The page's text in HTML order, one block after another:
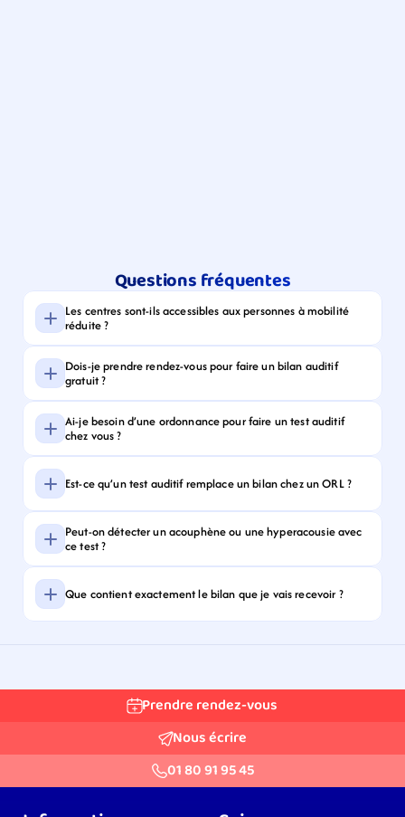
Questions fréquentes
Les centres sont-ils accessibles aux personnes à mobilité
réduite ?
Dois-je prendre rendez-vous pour faire un bilan auditif
gratuit ?
Ai-je besoin d’une ordonnance pour faire un test auditif
chez vous ?
Est-ce qu’un test auditif remplace un bilan chez un ORL ?
Peut-on détecter un acouphène ou une hyperacousie avec
ce test ?
Que contient exactement le bilan que je vais recevoir ?
Prendre rendez-vous
Nous écrire
01 80 91 95 45